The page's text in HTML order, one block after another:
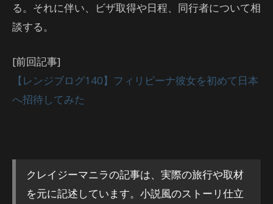
る。それに伴い、ビザ取得や日程、同行者について相
談する。
[前回記事]
【レンジブログ140】フィリピーナ彼女を初めて日本
へ招待してみた
クレイジーマニラの記事は、実際の旅行や取材
を元に記述しています。小説風のストーリ仕立